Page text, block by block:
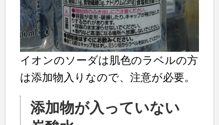
イオンのソーダは肌色のラベルの方
は添加物入りなので、注意が必要。
添加物が入っていない